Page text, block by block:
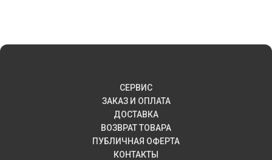
СЕРВИС
ЗАКАЗ И ОПЛАТА
ДОСТАВКА
ВОЗВРАТ ТОВАРА
ПУБЛИЧНАЯ ОФЕРТА
КОНТАКТЫ